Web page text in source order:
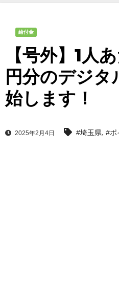
給付金
【号外】1人
円分のデジタ
始します！
2025年2月4日 #埼玉県, #ポ